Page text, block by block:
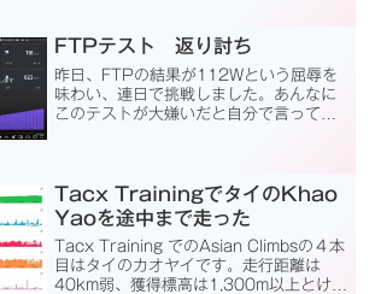
走り直すという問題が発...
FTPテスト 返り討ち
昨日、FTPの結果が112Wという屈辱を
味わい、連日で挑戦しました。あんなに
このテストが大嫌いだと自分で言ってい
が数W単位で高く...
Tacx TrainingでタイのKhao
Yaoを途中まで走った
Tacx Training でのAsian Climbsの４本
目はタイのカオヤイです。走行距離は
40km弱、獲得標高は1,300m以上とけっ